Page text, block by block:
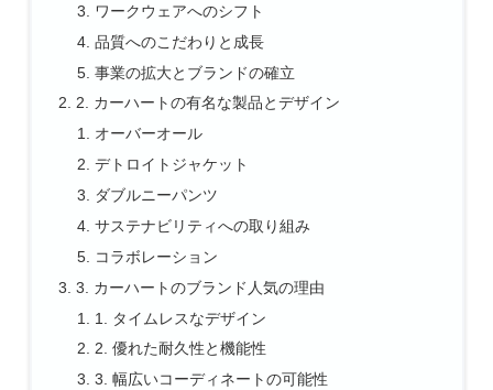
ワークウェアへのシフト
品質へのこだわりと成長
事業の拡大とブランドの確立
2. カーハートの有名な製品とデザイン
オーバーオール
デトロイトジャケット
ダブルニーパンツ
サステナビリティへの取り組み
コラボレーション
3. カーハートのブランド人気の理由
1. タイムレスなデザイン
2. 優れた耐久性と機能性
3. 幅広いコーディネートの可能性